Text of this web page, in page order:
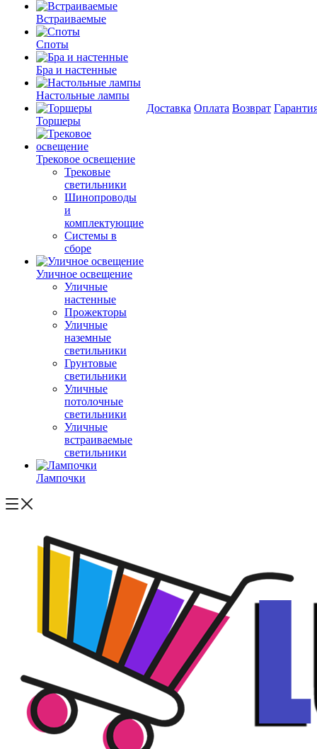
Встраиваемые
Споты
Бра и настенные
Настольные лампы
Торшеры
Трековое освещение
Трековые
светильники
Шинопроводы
и
комплектующие
Системы в
сборе
Уличное освещение
Уличные
настенные
Прожекторы
Уличные
наземные
светильники
Грунтовые
светильники
Уличные
потолочные
светильники
Уличные
встраиваемые
светильники
Лампочки
Доставка Оплата Возврат